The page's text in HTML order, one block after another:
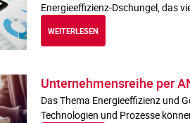
Energieeffizienz-Dschungel, das
WEITERLESEN
Unternehmensreihe per
Das Thema Energieeffizienz und
Technologien und Prozesse